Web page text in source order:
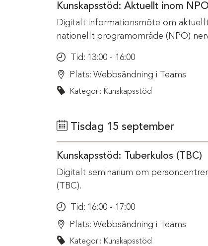
Kunskapsstöd: Aktuellt inom
Digitalt informationsmöte om
nationellt programområde (NPO)
Tid: 13:00 - 16:00
Plats: Webbsändning i Teams
Kategori: Kunskapsstöd
Tisdag 15 september
Kunskapsstöd: Tuberkulos (TBC)
Digitalt seminarium om
(TBC).
Tid: 16:00 - 17:00
Plats: Webbsändning i Teams
Kategori: Kunskapsstöd